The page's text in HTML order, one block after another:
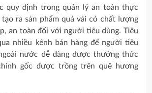
quy định trong quản lý an toàn thực
tạo ra sản phẩm quả vải có chất lượng
an toàn đối với người tiêu dùng. Tiêu
nhiều kênh bán hàng để người tiêu
nước dễ dàng được thưởng thức
gốc được trồng trên quê hương